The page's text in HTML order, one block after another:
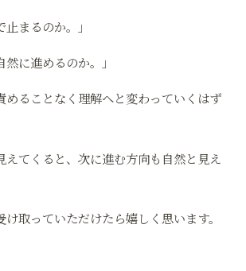
止まるのか。」
然に進めるのか。」
めることなく理解へと変わっていくはず
えてくると、次に進む方向も自然と見え
取っていただけたら嬉しく思います。